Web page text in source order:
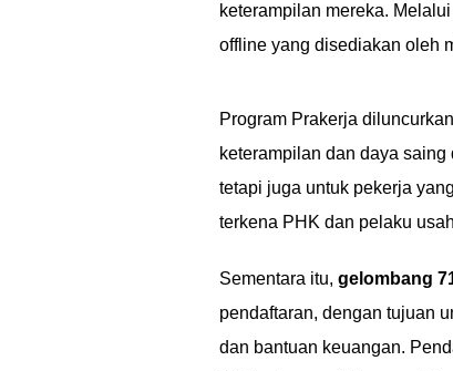
keterampilan mereka.
offline yang disediakan oleh
Program Prakerja
keterampilan dan daya
tetapi juga untuk pekerja
terkena PHK dan pelaku
Sementara itu, gelombang
pendaftaran, dengan tujuan
dan bantuan keuangan.